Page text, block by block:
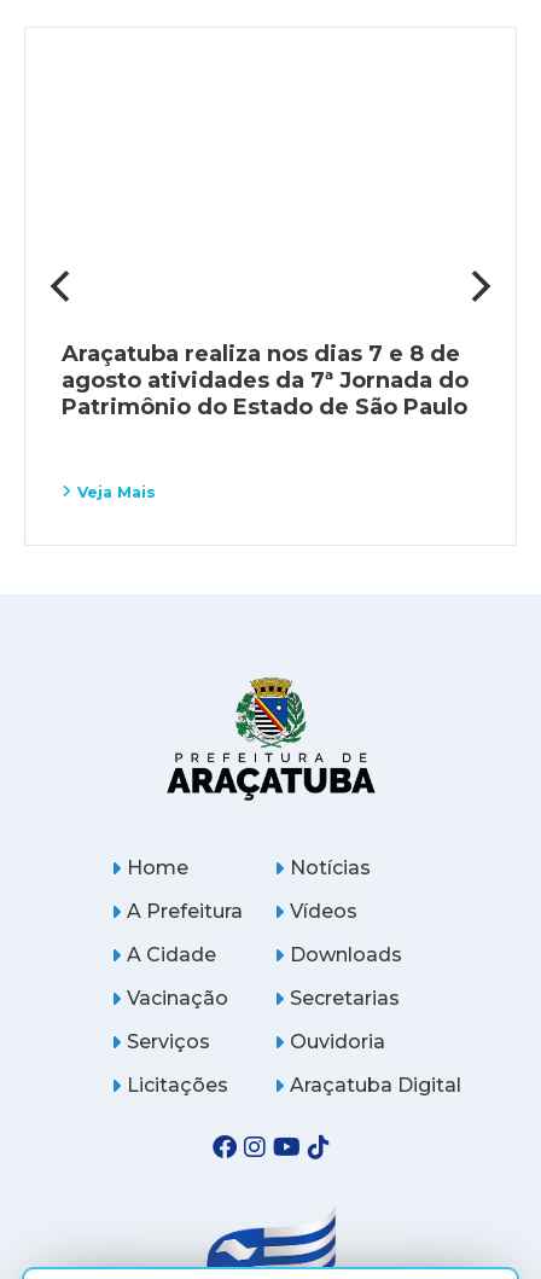
Araçatuba realiza nos dias 7 e 8 de
agosto atividades da 7ª Jornada do
Patrimônio do Estado de São Paulo
Veja Mais
Home
A Prefeitura
A Cidade
Notícias
Vídeos
Downloads
Vacinação
Serviços
Licitações
Secretarias
Ouvidoria
Araçatuba Digital